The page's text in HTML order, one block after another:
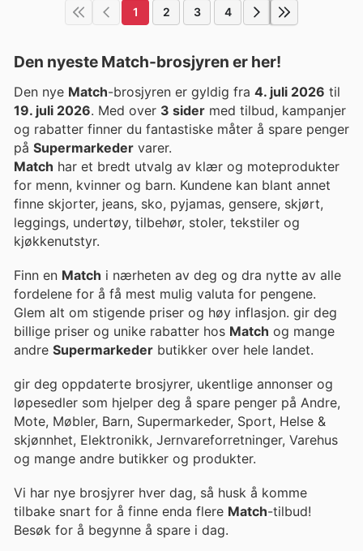
1 2 3 4
Den nyeste Match-brosjyren er her!
Den nye Match-brosjyren er gyldig fra 4. juli 2026 til
19. juli 2026. Med over 3 sider med tilbud, kampanjer
og rabatter finner du fantastiske måter å spare penger
på Supermarkeder varer.
Match har et bredt utvalg av klær og moteprodukter
for menn, kvinner og barn. Kundene kan blant annet
finne skjorter, jeans, sko, pyjamas, gensere, skjørt,
leggings, undertøy, tilbehør, stoler, tekstiler og
kjøkkenutstyr.
Finn en Match i nærheten av deg og dra nytte av alle
fordelene for å få mest mulig valuta for pengene.
Glem alt om stigende priser og høy inflasjon. gir deg
billige priser og unike rabatter hos Match og mange
andre Supermarkeder butikker over hele landet.
gir deg oppdaterte brosjyrer, ukentlige annonser og
løpesedler som hjelper deg å spare penger på Andre,
Mote, Møbler, Barn, Supermarkeder, Sport, Helse &
skjønnhet, Elektronikk, Jernvareforretninger, Varehus
og mange andre butikker og produkter.
Vi har nye brosjyrer hver dag, så husk å komme
tilbake snart for å finne enda flere Match-tilbud!
Besøk for å begynne å spare i dag.